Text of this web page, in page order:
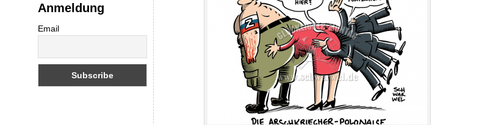
Anmeldung
Email